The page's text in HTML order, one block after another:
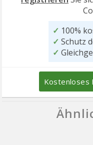
✓ 100%
✓ Schutz
✓
Kostenloses